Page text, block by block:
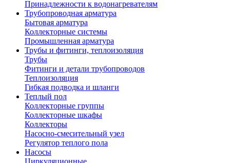
Принадлежности к водонагревателям
Трубопроводная арматура
Бытовая арматура
Коллекторные системы
Промышленная арматура
Трубы и фитинги, теплоизоляция
Трубы
Фитинги и детали трубопроводов
Теплоизоляция
Гибкая подводка и шланги
Теплый пол
Коллекторные группы
Коллекторные шкафы
Коллекторы
Насосно-смесительный узел
Регулятор теплого пола
Насосы
Циркуляционные